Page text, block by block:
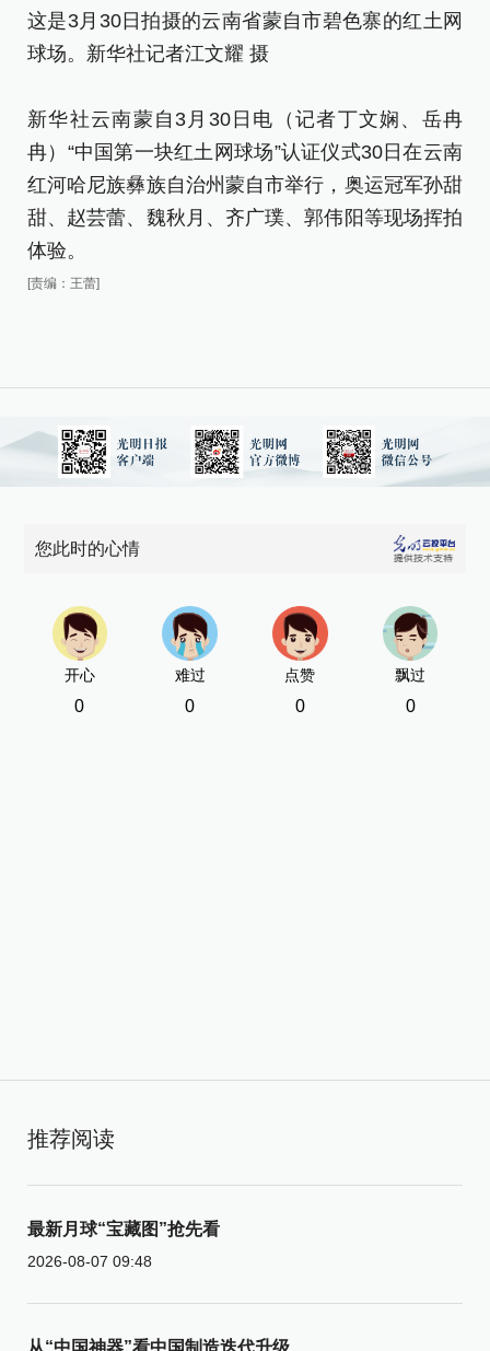
这是3月30日拍摄的云南省蒙自市碧色寨的红土网
球场。新华社记者江文耀 摄
新华社云南蒙自3月30日电（记者丁文娴、岳冉
冉）“中国第一块红土网球场”认证仪式30日在云南
红河哈尼族彝族自治州蒙自市举行，奥运冠军孙甜
甜、赵芸蕾、魏秋月、齐广璞、郭伟阳等现场挥拍
体验。
[责编：王蕾]
公
您此时的心情
开心
0
难过
0
点赞
0
飘过
0
推荐阅读
最新月球“宝藏图”抢先看
2026-08-07 09:48
从“中国神器”看中国制造迭代升级